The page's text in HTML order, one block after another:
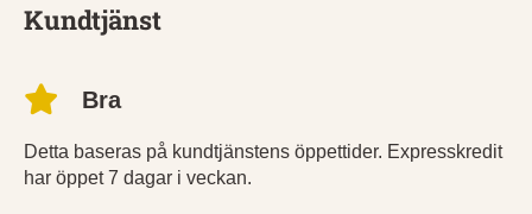
Kundtjänst
Bra
Detta baseras på kundtjänstens öppettider. Expresskredit
har öppet 7 dagar i veckan.